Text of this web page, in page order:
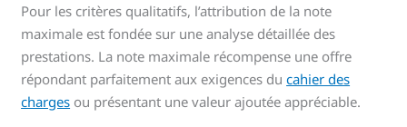
Pour les critères qualitatifs, l’attribution de la note
maximale est fondée sur une analyse détaillée des
prestations. La note maximale récompense une offre
répondant parfaitement aux exigences ducahier des
charges ou présentant une valeur ajoutée appréciable.